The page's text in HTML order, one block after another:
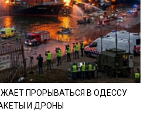
ПРОРЫВАТЬСЯ В ОДЕССУ
И ДРОНЫ